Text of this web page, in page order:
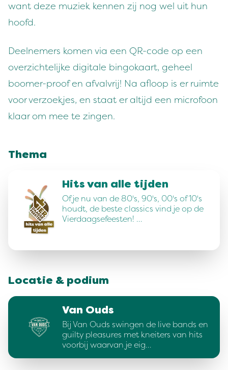
want deze muziek kennen zij nog wel uit hun
hoofd.
Deelnemers komen via een QR-code op een
overzichtelijke digitale bingokaart, geheel
boomer-proof en afvalvrij! Na afloop is er ruimte
voor verzoekjes, en staat er altijd een microfoon
klaar om mee te zingen.
Thema
Hits van alle tijden
Of je nu van de 80's, 90's, 00's of 10's
houdt, de beste classics vind je op de
Vierdaagsefeesten! …
Locatie & podium
Van Ouds
Bij Van Ouds swingen de live bands en
guilty pleasures met kneiters van hits
voorbij waarvan je eig…